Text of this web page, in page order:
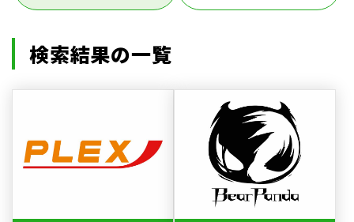
検索結果の一覧